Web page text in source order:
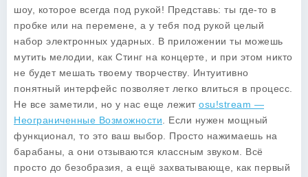
шоу, которое всегда под рукой! Представь: ты где-то в
пробке или на перемене, а у тебя под рукой целый
набор электронных ударных. В приложении ты можешь
мутить мелодии, как Стинг на концерте, и при этом никто
не будет мешать твоему творчеству. Интуитивно
понятный интерфейс позволяет легко влиться в процесс.
Не все заметили, но у нас еще лежит osu!stream —
Неограниченные Возможности . Если нужен мощный
функционал, то это ваш выбор. Просто нажимаешь на
барабаны, а они отзываются классным звуком. Всё
просто до безобразия, а ещё захватывающе, как первый